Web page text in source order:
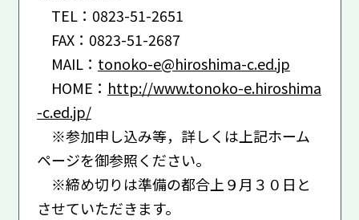
TEL：0823-51-2651
FAX：0823-51-2687
MAIL： tonoko-e@hiroshima-c.ed.jp
HOME： http://www.tonoko-e.hiroshima
-c.ed.jp/
※参加申し込み等，詳しくは上記ホーム
ページを御参照ください。
※締め切りは準備の都合上９月３０日と
させていただきます。